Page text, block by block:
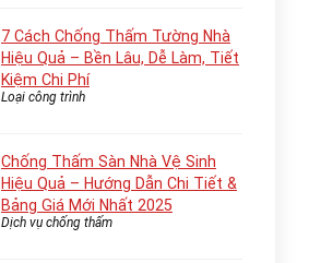
7 Cách Chống Thấm Tường Nhà
Hiệu Quả – Bền Lâu, Dễ Làm, Tiết
Kiệm Chi Phí
Loại công trình
Chống Thấm Sàn Nhà Vệ Sinh
Hiệu Quả – Hướng Dẫn Chi Tiết &
Bảng Giá Mới Nhất 2025
Dịch vụ chống thấm